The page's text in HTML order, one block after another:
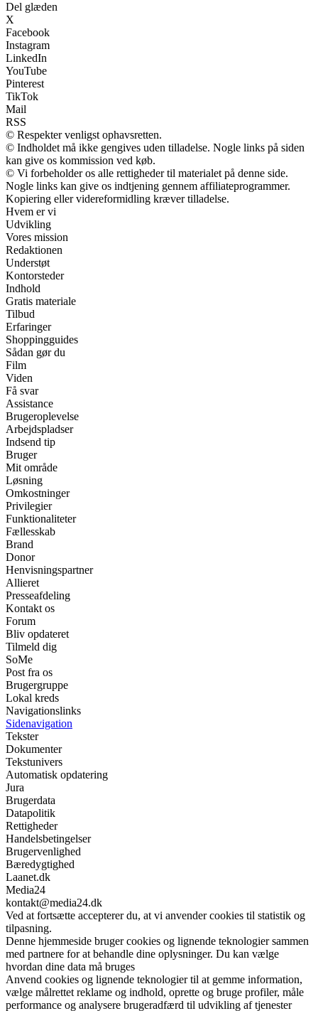
Del glæden
X
Facebook
Instagram
LinkedIn
YouTube
Pinterest
TikTok
Mail
RSS
© Respekter venligst ophavsretten.
© Indholdet må ikke gengives uden tilladelse. Nogle links på siden
kan give os kommission ved køb.
© Vi forbeholder os alle rettigheder til materialet på denne side.
Nogle links kan give os indtjening gennem affiliateprogrammer.
Kopiering eller videreformidling kræver tilladelse.
Hvem er vi
Udvikling
Vores mission
Redaktionen
Understøt
Kontorsteder
Indhold
Gratis materiale
Tilbud
Erfaringer
Shoppingguides
Sådan gør du
Film
Viden
Få svar
Assistance
Brugeroplevelse
Arbejdspladser
Indsend tip
Bruger
Mit område
Løsning
Omkostninger
Privilegier
Funktionaliteter
Fællesskab
Brand
Donor
Henvisningspartner
Allieret
Presseafdeling
Kontakt os
Forum
Bliv opdateret
Tilmeld dig
SoMe
Post fra os
Brugergruppe
Lokal kreds
Navigationslinks
Sidenavigation
Tekster
Dokumenter
Tekstunivers
Automatisk opdatering
Jura
Brugerdata
Datapolitik
Rettigheder
Handelsbetingelser
Brugervenlighed
Bæredygtighed
Laanet.dk
Media24
kontakt@media24.dk
Ved at fortsætte accepterer du, at vi anvender cookies til statistik og
tilpasning.
Denne hjemmeside bruger cookies og lignende teknologier sammen
med partnere for at behandle dine oplysninger. Du kan vælge
hvordan dine data må bruges
Anvend cookies og lignende teknologier til at gemme information,
vælge målrettet reklame og indhold, oprette og bruge profiler, måle
performance og analysere brugeradfærd til udvikling af tjenester